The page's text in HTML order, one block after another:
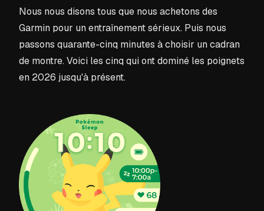
Nous nous disons tous que nous achetons des
Garmin pour un entraînement sérieux. Puis nous
passons quarante-cinq minutes à choisir un cadran
de montre. Voici les cinq qui ont dominé les poignets
en 2026 jusqu'à présent.